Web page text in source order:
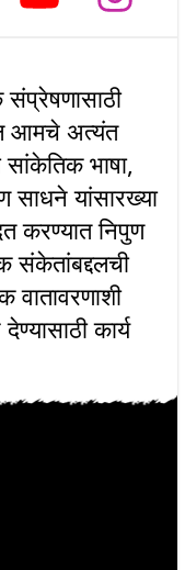
आमचे अत्यंत
भाषा,
साधने यांसारख्या
करण्यात निपुण
संकेतांबद्दलची
वातावरणाशी
कार्य